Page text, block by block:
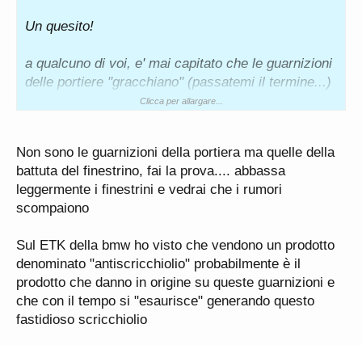
Un quesito!
a qualcuno di voi, e' mai capitato che le guarnizioni
delle portiere "gracchiano" (passatemi il termine...)
con i movimenti della macchina?
questo fastidioso rumore....un grazie di cuore
ciao
Clicca per allargare...
Non sono le guarnizioni della portiera ma quelle della
battuta del finestrino, fai la prova.... abbassa
leggermente i finestrini e vedrai che i rumori
scompaiono
Sul ETK della bmw ho visto che vendono un prodotto
denominato "antiscricchiolio" probabilmente è il
prodotto che danno in origine su queste guarnizioni e
che con il tempo si "esaurisce" generando questo
fastidioso scricchiolio